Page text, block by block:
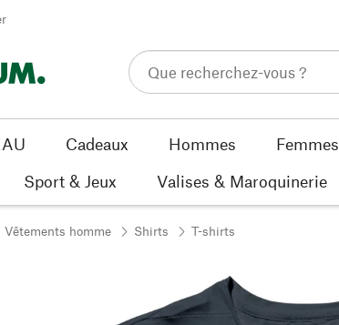
Cadeaux Hommes Femmes
Sport & Jeux
Valises & Maroquinerie
Vêtements homme Shirts T-shirts